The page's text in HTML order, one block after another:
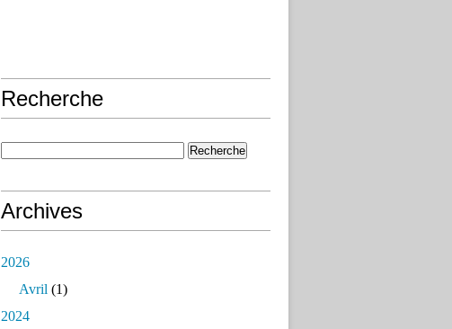
Recherche
Archives
2026
Avril (1)
2024